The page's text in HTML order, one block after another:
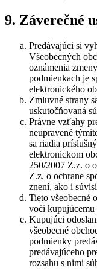
9. Záverečné
Predávajúci si
Všeobecných
oznámenia
podmienkach je
elektronického
Zmluvné strany
uskutočňovaná
Právne vzťahy
neupravené
sa riadia
elektronickom
250/2007 Z.z. o
Z.z. o ochrane
znení, ako i
Tieto všeobecné
voči
Kupujúci
všeobecné
podmienky
predávajúceho
rozsahu s nimi